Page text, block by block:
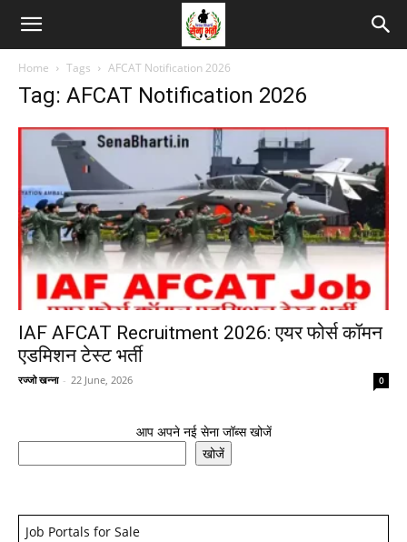
Home Tags AFCAT Notification 2026
Tag: AFCAT Notification 2026
IAF AFCAT Recruitment 2026: एयर फोर्स कॉमन
एडमिशन टेस्ट भर्ती
रज्जो खन्ना - 22 June, 2026 0
आप अपने नई सेना जॉब्स खोजें
खोजें
Job Portals for Sale